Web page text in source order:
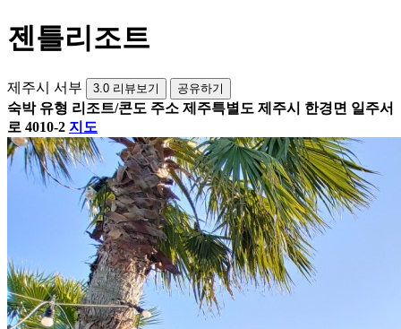
젠틀리조트
제주시 서부 3.0 리뷰보기 공유하기
숙박 유형 리조트/콘도 주소 제주특별도 제주시 한경면 일주서
로 4010-2 지도